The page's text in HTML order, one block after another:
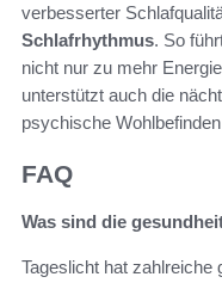
verbesserter
Schlafrhythmus. So
nicht nur zu mehr
unterstützt auch die
psychische
FAQ
Was sind die
Tageslicht hat zahlreiche